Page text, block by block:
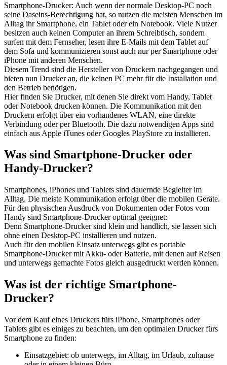
Smartphone-Drucker: Auch wenn der normale Desktop-PC noch
seine Daseins-Berechtigung hat, so nutzen die meisten Menschen im
Alltag ihr Smartphone, ein Tablet oder ein Notebook. Viele Nutzer
besitzen auch keinen Computer an ihrem Schreibtisch, sondern
surfen mit dem Fernseher, lesen ihre E-Mails mit dem Tablet auf
dem Sofa und kommunizieren sonst auch nur per Smartphone oder
iPhone mit anderen Menschen.
Diesem Trend sind die Hersteller von Druckern nachgegangen und
bieten nun Drucker an, die keinen PC mehr für die Installation und
den Betrieb benötigen.
Hier finden Sie Drucker, mit denen Sie direkt vom Handy, Tablet
oder Notebook drucken können. Die Kommunikation mit den
Druckern erfolgt über ein vorhandenes WLAN, eine direkte
Verbindung oder per Bluetooth. Die dazu notwendigen Apps sind
einfach aus Apple iTunes oder Googles PlayStore zu installieren.
Was sind Smartphone-Drucker oder
Handy-Drucker?
Smartphones, iPhones und Tablets sind dauernde Begleiter im
Alltag. Die meiste Kommunikation erfolgt über die mobilen Geräte.
Für den physischen Ausdruck von Dokumenten oder Fotos vom
Handy sind Smartphone-Drucker optimal geeignet:
Denn Smartphone-Drucker sind klein und handlich, sie lassen sich
ohne einen Desktop-PC installieren und nutzen.
Auch für den mobilen Einsatz unterwegs gibt es portable
Smartphone-Drucker mit Akku- oder Batterie, mit denen auf Reisen
und unterwegs gemachte Fotos gleich ausgedruckt werden können.
Was ist der richtige Smartphone-
Drucker?
Vor dem Kauf eines Druckers fürs iPhone, Smartphones oder
Tablets gibt es einiges zu beachten, um den optimalen Drucker fürs
Smartphone zu finden:
Einsatzgebiet: ob unterwegs, im Alltag, im Urlaub, zuhause